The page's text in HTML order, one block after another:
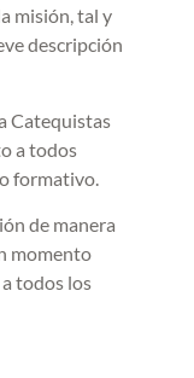
misión, tal y
descripción
Catequistas
a todos
formativo.
de manera
momento
todos los